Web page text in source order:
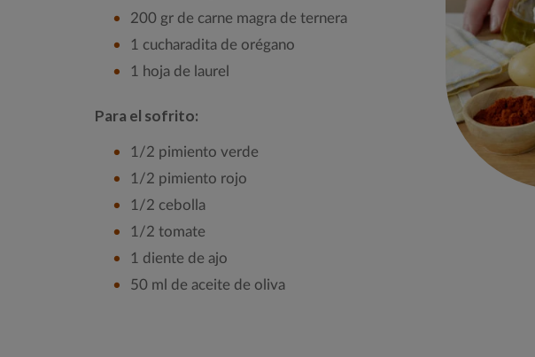
200 gr de carne magra de ternera
1 cucharadita de orégano
1 hoja de laurel
Para el sofrito:
1/2 pimiento verde
1/2 pimiento rojo
1/2 cebolla
1/2 tomate
1 diente de ajo
50 ml de aceite de oliva